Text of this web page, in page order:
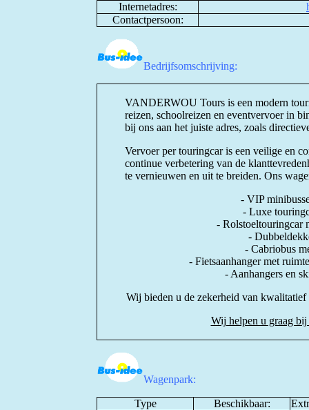
Internetadres:
Contactpersoon:
Bedrijfsomschrijving:
VANDERWOU Tours is een modern
reizen, schoolreizen en eventvervoer in
bij ons aan het juiste adres, zoals
Vervoer per touringcar is een veilige en
continue verbetering van de
te vernieuwen en uit te breiden. Ons
- VIP
- Luxe
- Rolstoeltouringcar
-
- Cabriobus
- Fietsaanhanger met
- Aanhangers en
Wij bieden u de zekerheid van
Wij helpen u graag
Wagenpark:
Type Beschikbaar: